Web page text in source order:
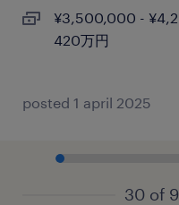
¥3,500,000 -
420万円
posted 1 april 2025
30 of